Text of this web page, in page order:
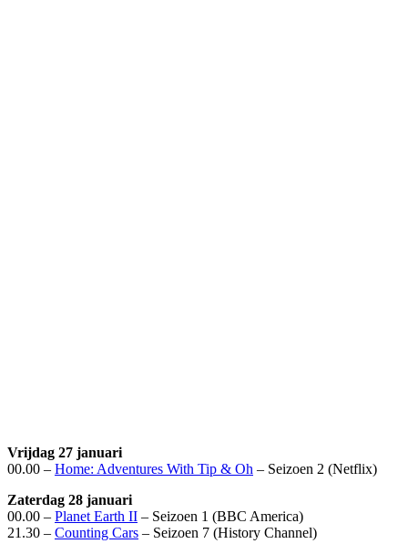
Vrijdag 27 januari
00.00 – Home: Adventures With Tip & Oh – Seizoen 2 (Netflix)
Zaterdag 28 januari
00.00 – Planet Earth II – Seizoen 1 (BBC America)
21.30 – Counting Cars – Seizoen 7 (History Channel)